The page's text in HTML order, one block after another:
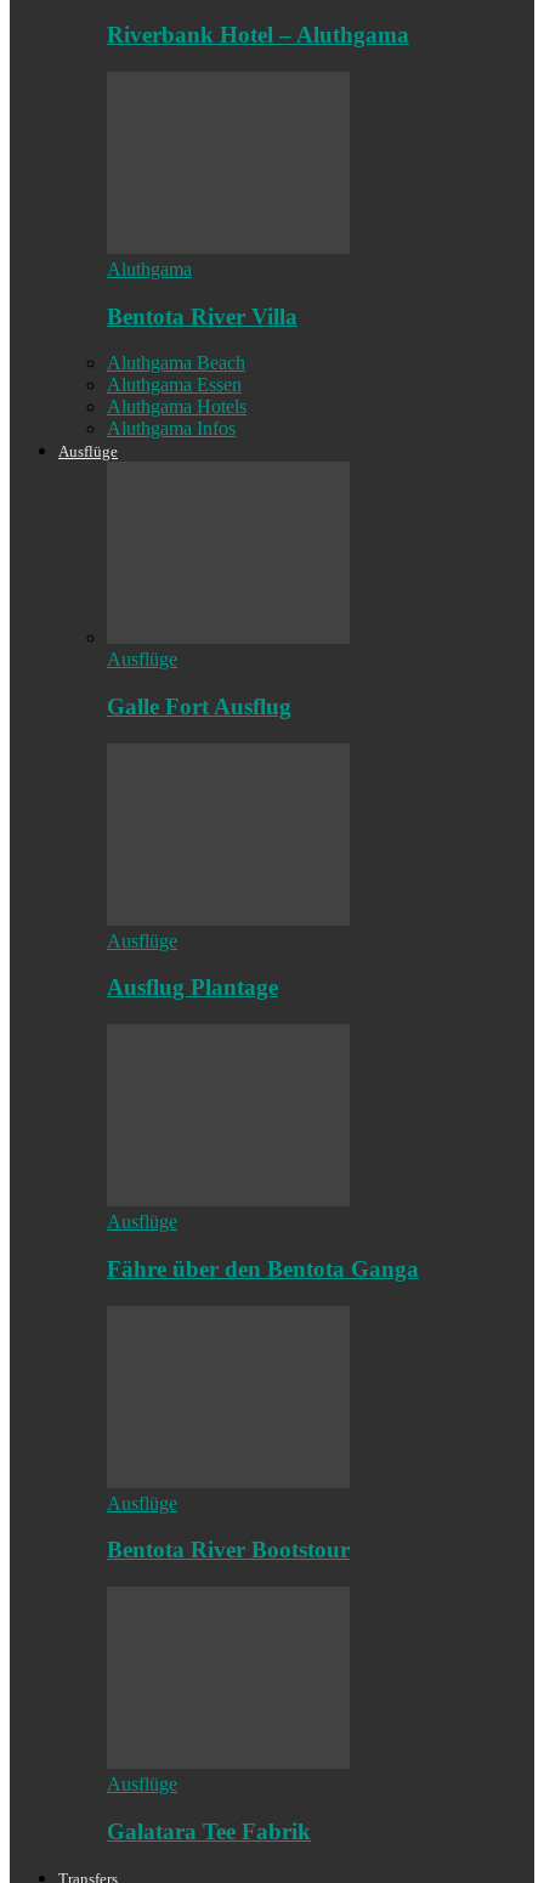
Riverbank Hotel – Aluthgama
Aluthgama
Bentota River Villa
Aluthgama Beach
Aluthgama Essen
Aluthgama Hotels
Aluthgama Infos
Ausflüge
Ausflüge
Galle Fort Ausflug
Ausflüge
Ausflug Plantage
Ausflüge
Fähre über den Bentota Ganga
Ausflüge
Bentota River Bootstour
Ausflüge
Galatara Tee Fabrik
Transfers